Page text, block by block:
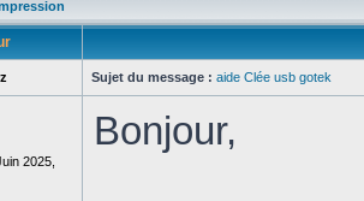
Sujet du message : aide Clée usb gotek
2025,
Bonjour,